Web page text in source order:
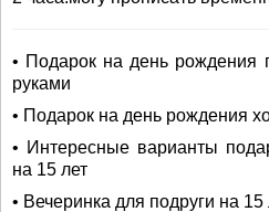
• Подарок на день рождения
руками
• Подарок на день рождения
• Интересные варианты
на 15 лет
• Вечеринка для подруги на 15